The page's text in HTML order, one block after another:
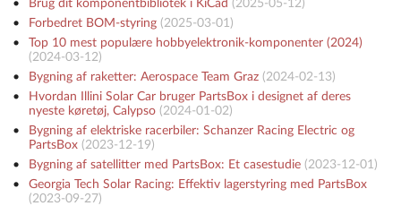
Brug dit komponentbibliotek i KiCad (2025-05-12)
Forbedret BOM-styring(2025-03-01 )
Top 10 mest populære hobbyelektronik-komponenter (2024)
(2024-03-12)
Bygning af raketter: Aerospace Team Graz(2024-02-13)
Hvordan Illini Solar Car bruger PartsBox i designet af deres
nyeste køretøj, Calypso(2024-01-02)
Bygning af elektriske racerbiler: Schanzer Racing Electric og
PartsBox(2023-12-19)
Bygning af satellitter med PartsBox: Et casestudie(2023-12-01 )
Georgia Tech Solar Racing: Effektiv lagerstyring med PartsBox
(2023-09-27)